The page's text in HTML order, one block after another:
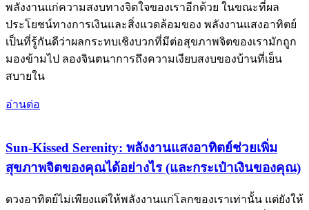
พลังงานแก่ความสงบทางจิตใจของเราอีกด้วย ในขณะที่ผล
ประโยชน์ทางการเงินและสิ่งแวดล้อมของ พลังงานแสงอาทิตย์
เป็นที่รู้กันดีว่าผลกระทบเชิงบวกที่มีต่อสุขภาพจิตของเรามักถูก
มองข้ามไป ลองจินตนาการถึงความเงียบสงบของบ้านที่เย็น
สบายใน
อ่านต่อ
Sun-Kissed Serenity: พลังงานแสงอาทิตย์ช่วยเพิ่ม
สุขภาพจิตของคุณได้อย่างไร (และกระเป๋าเงินของคุณ)
ดวงอาทิตย์ไม่เพียงแต่ให้พลังงานแก่โลกของเราเท่านั้น แต่ยังให้